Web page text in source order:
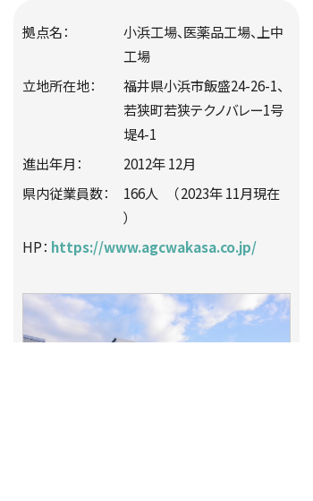
拠点名：
小浜工場、医薬品工場、上中
工場
立地所在地：
福井県小浜市飯盛24-26-1、
若狭町若狭テクノバレー1号
堤4-1
進出年月：
2012年 12月
県内従業員数：
166人 （ 2023年 11月現在
）
HP： https://www.agcwakasa.co.jp/